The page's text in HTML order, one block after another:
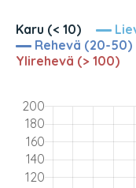
Karu (< 10)
Rehevä (20-50)
Ylirehevä (> 100)